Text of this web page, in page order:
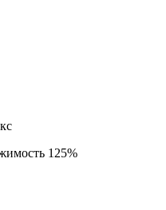
125%